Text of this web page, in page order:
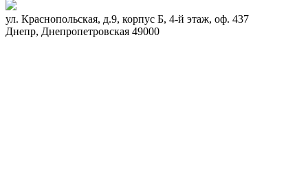
ул. Краснопольская, д.9, корпус Б, 4-й этаж, оф. 437
Днепр, Днепропетровская 49000